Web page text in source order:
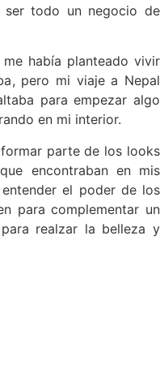
todo un negocio de
había planteado vivir
pero mi viaje a Nepal
para empezar algo
en mi interior.
parte de los looks
encontraban en mis
el poder de los
para complementar un
realzar la belleza y